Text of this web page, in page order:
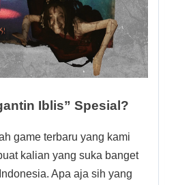
Iblis” Spesial?
game terbaru yang kami
kalian yang suka banget
Apa aja sih yang